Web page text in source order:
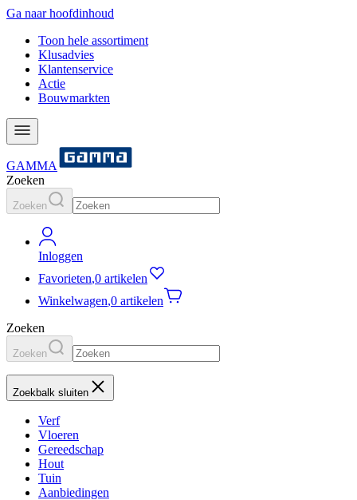
Ga naar hoofdinhoud
Toon hele assortiment
Klusadvies
Klantenservice
Actie
Bouwmarkten
GAMMA
Zoeken
Zoeken
Inloggen
Favorieten,0 artikelen
Winkelwagen,0 artikelen
Zoeken
Zoeken
Zoekbalk sluiten
Verf
Vloeren
Gereedschap
Hout
Tuin
Aanbiedingen